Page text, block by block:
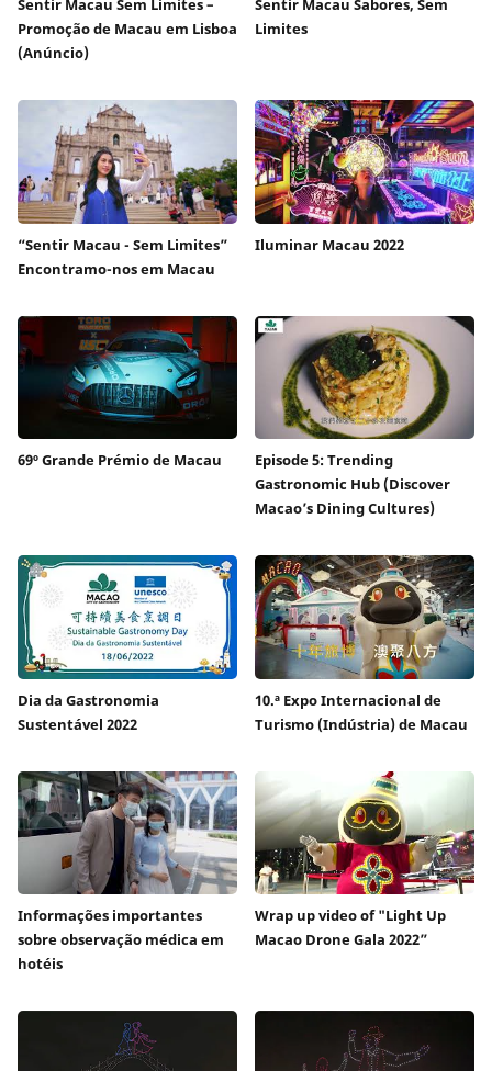
Sentir Macau Sem Limites –
Promoção de Macau em Lisboa
(Anúncio)
Sentir Macau Sabores, Sem
Limites
“Sentir Macau - Sem Limites”
Encontramo-nos em Macau
Iluminar Macau 2022
69º Grande Prémio de Macau
Episode 5: Trending
Gastronomic Hub (Discover
Macao’s Dining Cultures)
Dia da Gastronomia
Sustentável 2022
10.ª Expo Internacional de
Turismo (Indústria) de Macau
Informações importantes
sobre observação médica em
hotéis
Wrap up video of "Light Up
Macao Drone Gala 2022”